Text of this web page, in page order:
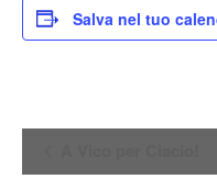
Salva nel tuo
Navigazione